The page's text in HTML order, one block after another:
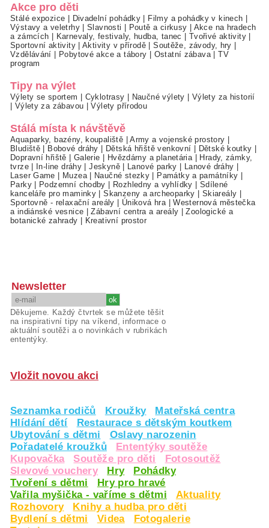
Akce pro děti
Stálé expozice Divadelní pohádky Filmy a pohádky v kinech
Výstavy a veletrhy|Slavnosti Poutě a cirkusy
Akce na hradech
a zámcích
Karnevaly, festivaly, hudba, tanec Tvořivé aktivity
Sportovní aktivity|Aktivity v přírodě |Soutěže, závody, hry
Vzdělávání
Pobytové akce a tábory Ostatní zábava |TV
program
Tipy na výlet
Výlety se sportem Cyklotrasy Naučné výlety
Výlety za historií
Výlety za zábavou |Výlety přírodou
Stálá místa k návštěvě
Aquaparky, bazény, koupaliště |Army a vojenské prostory
Bludiště
Bobové dráhy Dětská hřiště venkovní Dětské koutky
Dopravní hřiště
Galerie Hvězdárny a planetária
Hrady, zámky,
tvrze| In-line dráhy |Jeskyně| Lanové parky Lanové dráhy
Laser Game
Muzea| Naučné stezky Památky a památníky
Parky| Podzemní chodby Rozhledny a vyhlídky
Sdílené
kanceláře pro maminky |Skanzeny a archeoparky Skiareály
Sportovně - relaxační areály
Úniková hra |Westernová městečka
a indiánské vesnice |Zábavní centra a areály |Zoologické a
botanické zahrady
Kreativní prostor
Newsletter
Děkujeme. Každý čtvrtek se můžete těšit
na inspirativní tipy na víkend, informace o
aktuální soutěži a o novinkách v rubrikách
ententýky.
Vložit novou akci
Seznamka rodičů Kroužky
Mateřská centra
Hlídání dětí
Restaurace s dětským koutkem
Ubytování s dětmi
Oslavy narozenin
Pořadatelé kroužků
Ententýky soutěže
Kupovačka
Soutěže pro děti
Fotosoutěž
Slevové vouchery
Hry
Pohádky
Tvoření s dětmi
Hry pro hravé
Vařila myšička - vaříme s dětmi
Aktuality
Rozhovory
Knihy a hudba pro děti
Bydlení s dětmi
Videa
Fotogalerie